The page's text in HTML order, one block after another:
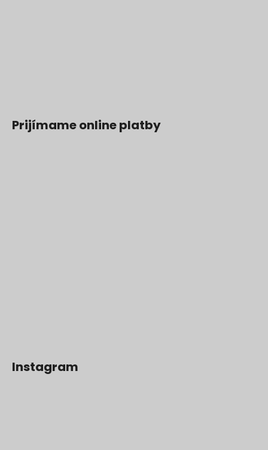
Prijímame online platby
Instagram